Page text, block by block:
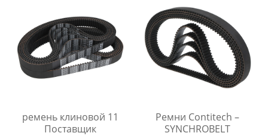
ремень клиновой 11
Поставщик
Ремни Contitech –
SYNCHROBELT